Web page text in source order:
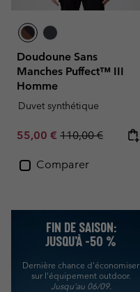
Doudoune Sans
Manches Puffect™ III
Homme
Duvet synthétique
Sale price:
55,00 € Regular price:
110,00 €
Comparer
FIN DE SAISON:
JUSQU’À -50 %
Dernière chance d'économiser
sur l'équipement outdoor.
Jusqu'au 06/09.